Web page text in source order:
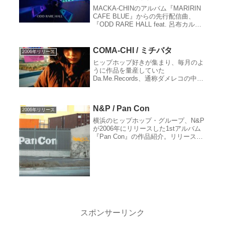
MACKA-CHINのアルバム『MARIRIN
CAFE BLUE』からの先行配信曲、
『ODD RARE HALL feat. 呂布カル
トなど。
2006年リリース COMA-CHI / ミチバタ
ヒップホップ好きが集まり、毎月のよ
うに作品を量産していた
Da.Me.Records、通称ダメレコの中か
収録曲、クレジット、関連サイトな
ど。
2006年リリース N&P / Pan Con
横浜のヒップホップ・グループ、N&P
が2006年にリリースした1stアルバム
『Pan Con』の作品紹介。リリース情
スポンサーリンク